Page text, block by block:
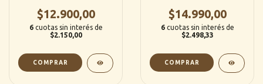
(Debolsillo)
$12.900,00
6 cuotas sin interés de
$2.150,00
$14.990,00
6 cuotas sin interés de
$2.498,33